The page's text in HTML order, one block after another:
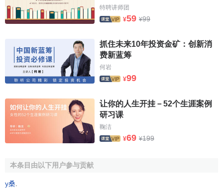
速發展，以滿足和保證人民健康的需要。國外比較重視老年
人的保健生活。特別是在
社區護理
方面已經發展到相當高的
理咨詢評價散步對健康的影響，主要通過電話咨詢方式進行
健康咨詢，為老年人提供相關散步鍛煉的健康知識。研究認
為，個性化的護理咨詢是既簡單又相對便宜且能
進行散步鍛煉的一種初步保健方式。
參考文獻
↑
第四章 告知、受理和咨詢.國際旅行衛生保健機構業
務規範指導手冊,2007年7月15日
理研究:上旬版,2008(10)
特聘讲师团
¥59 ¥99
抓住未来10年投资金矿：创新消
费新蓝筹
何岩
¥99
让你的人生开挂－52个生涯案例
研习课
鞠洁
¥69 ¥199
本条目由以下用户参与贡献
y桑